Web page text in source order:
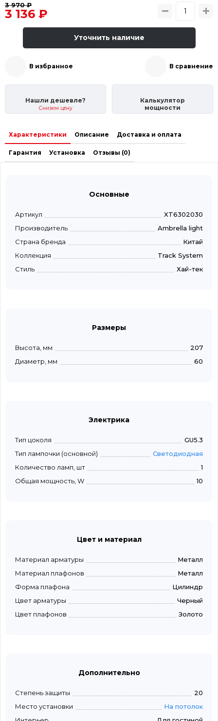
3 970 ₽
3 136 ₽
Уточнить наличие
В избранное В сравнение
Нашли дешевле?
Снизим цену
Калькулятор
мощности
Характеристики Описание Доставка и оплата
Гарантия Установка Отзывы (0)
Основные
Артикул
XT6302030
Производитель
Ambrella light
Страна бренда
Китай
Коллекция
Track System
Стиль
Хай-тек
Размеры
Высота, мм
207
Диаметр, мм
60
Электрика
Тип цоколя
GU5.3
Тип лампочки (основной)
Светодиодная
Количество ламп, шт
1
Общая мощность, W
10
Цвет и материал
Материал арматуры
Металл
Материал плафонов
Металл
Форма плафона
Цилиндр
Цвет арматуры
Черный
Цвет плафонов
Золото
Дополнительно
Степень защиты
20
Место установки
На потолок